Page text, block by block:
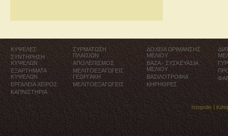
ΚΥΨΕΛΕΣ
ΣΥΝΤΗΡΗΣΗ
ΚΥΨΕΛΩΝ
ΕΞΑΡΤΗΜΑΤΑ
ΚΥΨΕΛΩΝ
ΕΡΓΑΛΕΙΑ ΧΕΙΡΟΣ
ΚΑΠΝΙΣΤΗΡΙΑ
ΣΥΡΜΑΤΩΣΗ
ΠΛΑΙΣΙΩΝ
ΑΠΟΛΕΠΙΣΜΟΣ
ΜΕΛΙΤΟΕΞΑΓΩΓΕΙΣ
ΓΕΩΡΓΑΚΗ
ΜΕΛΙΤΟΕΞΑΓΩΓΕΙΣ
ΔΟΧΕΙΑ ΩΡΙΜΑΝΣΗΣ
ΜΕΛΙΟΥ
ΒΑΖΑ - ΣΥΣΚΕΥΑΣΙΑ
ΜΕΛΙΟΥ
ΒΑΣΙΛΟΤΡΟΦΙΑ
ΚΗΡΗΘΡΕΣ
Istopolis |